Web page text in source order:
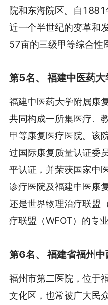
院和东海院区。自
近一个半世纪的变革和
57亩的三级甲等综合性
第5名、 福建中医药
福建中医药大学附属康
共同构成一所集医疗、
甲等康复医疗医院。该
过国际康复质量认证委
平认证，并荣获国家中
诊疗医院及福建中医康
还是世界物理治疗联盟
疗联盟（WFOT）的专
第6名、 福建省福州
福州市第二医院，位于
文化区，也常被广大民